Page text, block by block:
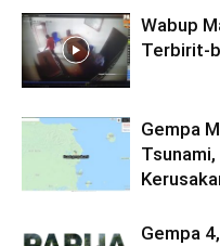
Wabup
Terbirit-
Gempa
Gempa